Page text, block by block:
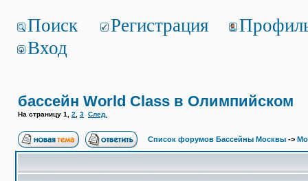
Поиск Регистрация
Вход
бассейн World Class в Олимпийском
На страницу 1 2 3 След.
Список форумов Бассейны Москвы ->